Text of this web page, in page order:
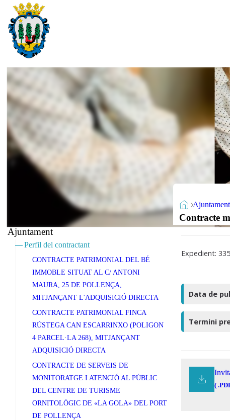
Ajuntament
Contracte
Ajuntament
Perfil del contractant
CONTRACTE PATRIMONIAL DEL BÉ
IMMOBLE SITUAT AL C/ ANTONI
MAURA, 25 DE POLLENÇA,
MITJANÇANT L'ADQUISICIÓ DIRECTA
CONTRACTE PATRIMONIAL FINCA
RÚSTEGA CAN ESCARRINXO (POLIGON
4 PARCEL·LA 268), MITJANÇANT
ADQUISICIÓ DIRECTA
CONTRACTE DE SERVEIS DE
MONITORATGE I ATENCIÓ AL PÚBLIC
DEL CENTRE DE TURISME
ORNITOLÒGIC DE «LA GOLA» DEL PORT
DE POLLENÇA
Expedient:
Data de
Termini
(